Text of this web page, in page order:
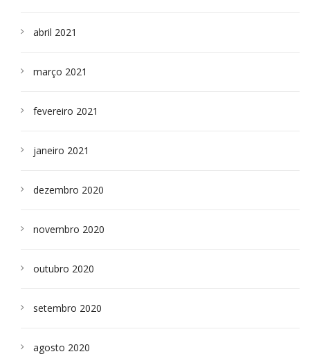
abril 2021
março 2021
fevereiro 2021
janeiro 2021
dezembro 2020
novembro 2020
outubro 2020
setembro 2020
agosto 2020